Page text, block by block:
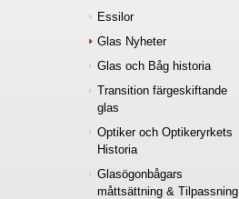
Essilor
Glas Nyheter
Glas och Båg historia
Transition färgeskiftande
glas
Optiker och Optikeryrkets
Historia
Glasögonbågars
måttsättning & Tilpassning